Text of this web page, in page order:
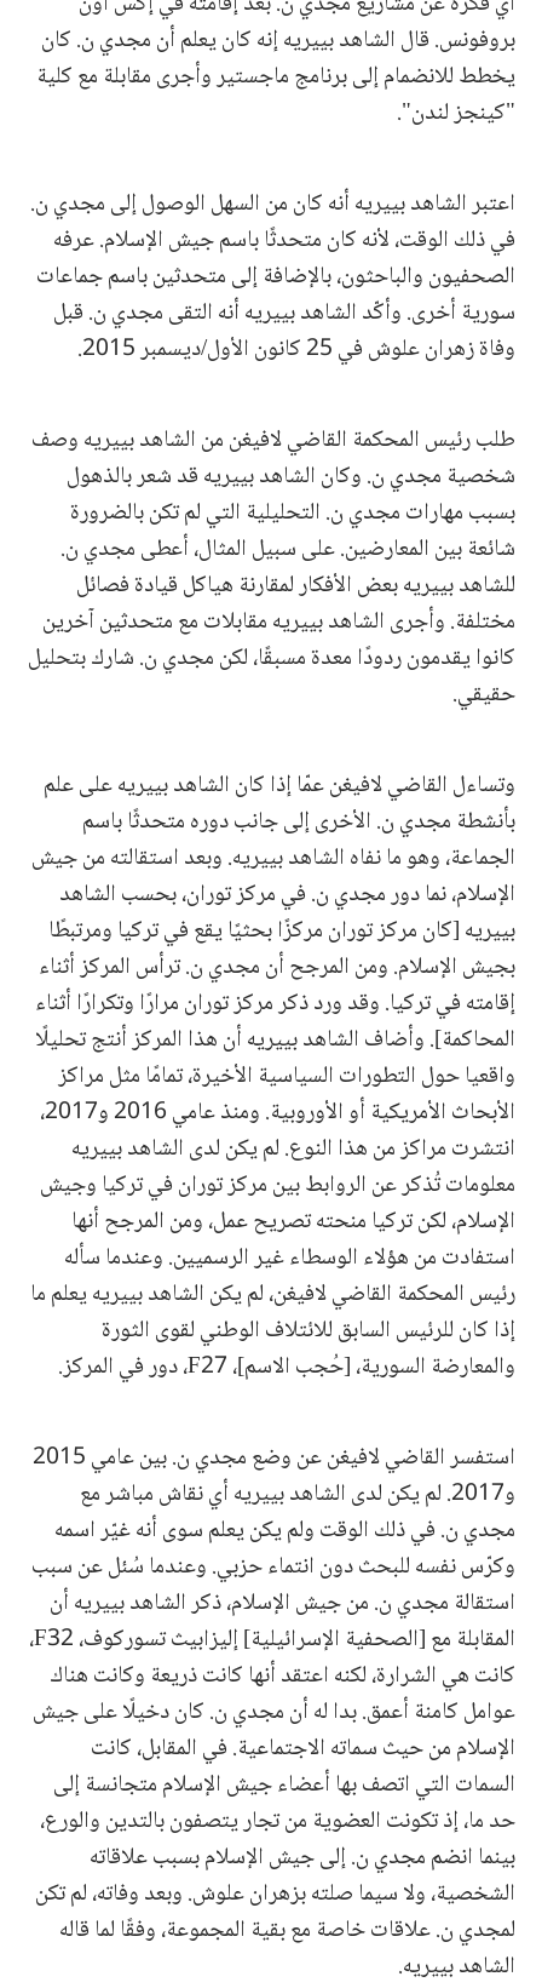
بروفونس. قال الشاهد بييريه إنه كان يعلم أن مجدي ن. كان
يخطط للانضمام إلى برنامج ماجستير وأجرى مقابلة مع كلية
"كينجز لندن".
اعتبر الشاهد بييريه أنه كان من السهل الوصول إلى مجدي ن.
في ذلك الوقت، لأنه كان متحدثًا باسم جيش الإسلام. عرفه
الصحفيون والباحثون، بالإضافة إلى متحدثين باسم جماعات
سورية أخرى. وأكّد الشاهد بييريه أنه التقى مجدي ن. قبل
وفاة زهران علوش في 25 كانون الأول/ديسمبر 2015.
طلب رئيس المحكمة القاضي لافيغن من الشاهد بييريه وصف
شخصية مجدي ن. وكان الشاهد بييريه قد شعر بالذهول
بسبب مهارات مجدي ن. التحليلية التي لم تكن بالضرورة
شائعة بين المعارضين. على سبيل المثال، أعطى مجدي ن.
للشاهد بييريه بعض الأفكار لمقارنة هياكل قيادة فصائل
مختلفة. وأجرى الشاهد بييريه مقابلات مع متحدثين آخرين
كانوا يقدمون ردودًا معدة مسبقًا، لكن مجدي ن. شارك بتحليل
حقيقي.
وتساءل القاضي لافيغن عمّا إذا كان الشاهد بييريه على علم
بأنشطة مجدي ن. الأخرى إلى جانب دوره متحدثًا باسم
الجماعة، وهو ما نفاه الشاهد بييريه. وبعد استقالته من جيش
الإسلام، نما دور مجدي ن. في مركز توران، بحسب الشاهد
بييريه [كان مركز توران مركزًا بحثيًا يقع في تركيا ومرتبطًا
بجيش الإسلام. ومن المرجح أن مجدي ن. ترأس المركز أثناء
إقامته في تركيا. وقد ورد ذكر مركز توران مرارًا وتكرارًا أثناء
المحاكمة]. وأضاف الشاهد بييريه أن هذا المركز أنتج تحليلًا
واقعيا حول التطورات السياسية الأخيرة، تمامًا مثل مراكز
الأبحاث الأمريكية أو الأوروبية. ومنذ عامي 2016 و2017،
انتشرت مراكز من هذا النوع. لم يكن لدى الشاهد بييريه
معلومات تُذكر عن الروابط بين مركز توران في تركيا وجيش
الإسلام، لكن تركيا منحته تصريح عمل، ومن المرجح أنها
استفادت من هؤلاء الوسطاء غير الرسميين. وعندما سأله
رئيس المحكمة القاضي لافيغن، لم يكن الشاهد بييريه يعلم ما
إذا كان للرئيس السابق للائتلاف الوطني لقوى الثورة
والمعارضة السورية، [حُجب الاسم]، F27، دور في المركز.
استفسر القاضي لافيغن عن وضع مجدي ن. بين عامي 2015
و2017. لم يكن لدى الشاهد بييريه أي نقاش مباشر مع
مجدي ن. في ذلك الوقت ولم يكن يعلم سوى أنه غيّر اسمه
وكرّس نفسه للبحث دون انتماء حزبي. وعندما سُئل عن سبب
استقالة مجدي ن. من جيش الإسلام، ذكر الشاهد بييريه أن
المقابلة مع [الصحفية الإسرائيلية] إليزابيث تسوركوف، F32،
كانت هي الشرارة، لكنه اعتقد أنها كانت ذريعة وكانت هناك
عوامل كامنة أعمق. بدا له أن مجدي ن. كان دخيلًا على جيش
الإسلام من حيث سماته الاجتماعية. في المقابل، كانت
السمات التي اتصف بها أعضاء جيش الإسلام متجانسة إلى
حد ما، إذ تكونت العضوية من تجار يتصفون بالتدين والورع،
بينما انضم مجدي ن. إلى جيش الإسلام بسبب علاقاته
الشخصية، ولا سيما صلته بزهران علوش. وبعد وفاته، لم تكن
لمجدي ن. علاقات خاصة مع بقية المجموعة، وفقًا لما قاله
الشاهد بييريه.